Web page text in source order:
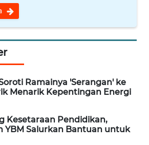
Ramainya 'Serangan' ke
Menarik Kepentingan Energi
Kesetaraan Pendidikan,
YBM Salurkan Bantuan untuk